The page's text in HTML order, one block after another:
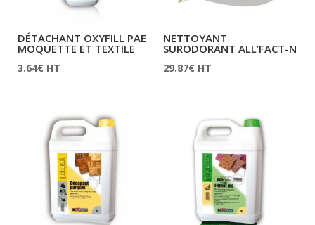
DÉTACHANT OXYFILL PAE
MOQUETTE ET TEXTILE
3.64€ HT
NETTOYANT
SURODORANT ALL’FACT-N
29.87€ HT